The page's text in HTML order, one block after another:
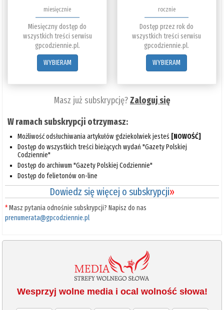
miesięcznie
Miesięczny dostęp do
wszystkich treści serwisu
gpcodziennie.pl.
WYBIERAM
rocznie
Dostęp przez rok do
wszystkich treści serwisu
gpcodziennie.pl.
WYBIERAM
Masz już subskrypcję?Zaloguj się
W ramach subskrypcji otrzymasz:
Możliwość odsłuchiwania artykułów gdziekolwiek jesteś [NOWOŚĆ]
Dostęp do wszystkich treści bieżących wydań "Gazety Polskiej
Codziennie"
Dostęp do archiwum "Gazety Polskiej Codziennie"
Dostęp do felietonów on-line
Dowiedz się więcej o subskrypcji»
*Masz pytania odnośnie subskrypcji? Napisz do nas
prenumerata@gpcodziennie.pl
Wesprzyj wolne media i ocal wolność słowa!